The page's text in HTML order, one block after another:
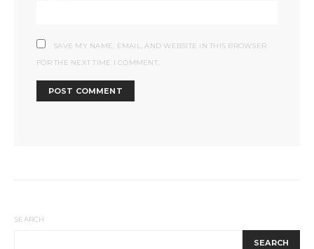
SAVE MY NAME, EMAIL, AND WEBSITE IN THIS BROWSER
FOR THE NEXT TIME I COMMENT.
SEARCH
SEARCH